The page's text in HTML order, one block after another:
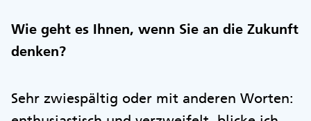
Wie geht es Ihnen, wenn Sie an die Zukunft
denken?
Sehr zwiespältig oder mit anderen Worten: